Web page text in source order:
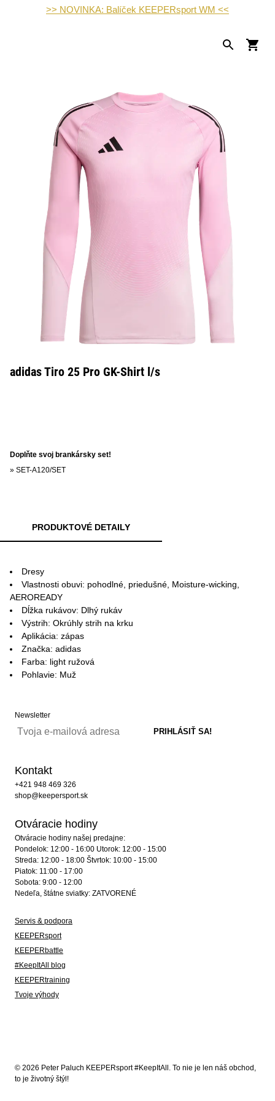
>> NOVINKA: Balíček KEEPERsport WM <<
adidas Tiro 25 Pro GK-Shirt l/s
Doplňte svoj brankársky set!
» SET-A120/SET
PRODUKTOVÉ DETAILY
Dresy
Vlastnosti obuvi: pohodlné, priedušné, Moisture-wicking,
AEROREADY
Dĺžka rukávov: Dlhý rukáv
Výstrih: Okrúhly strih na krku
Aplikácia: zápas
Značka: adidas
Farba: light ružová
Pohlavie: Muž
Newsletter
Kontakt
+421 948 469 326
shop@keepersport.sk
Otváracie hodiny
Otváracie hodiny našej predajne:
Pondelok: 12:00 - 16:00 Utorok: 12:00 - 15:00
Streda: 12:00 - 18:00 Štvrtok: 10:00 - 15:00
Piatok: 11:00 - 17:00
Sobota: 9:00 - 12:00
Nedeľa, štátne sviatky: ZATVORENÉ
Servis & podpora
KEEPERsport
KEEPERbattle
#KeepItAll blog
KEEPERtraining
Tvoje výhody
© 2026 Peter Paluch KEEPERsport #KeepItAll. To nie je len náš obchod,
to je životný štýl!